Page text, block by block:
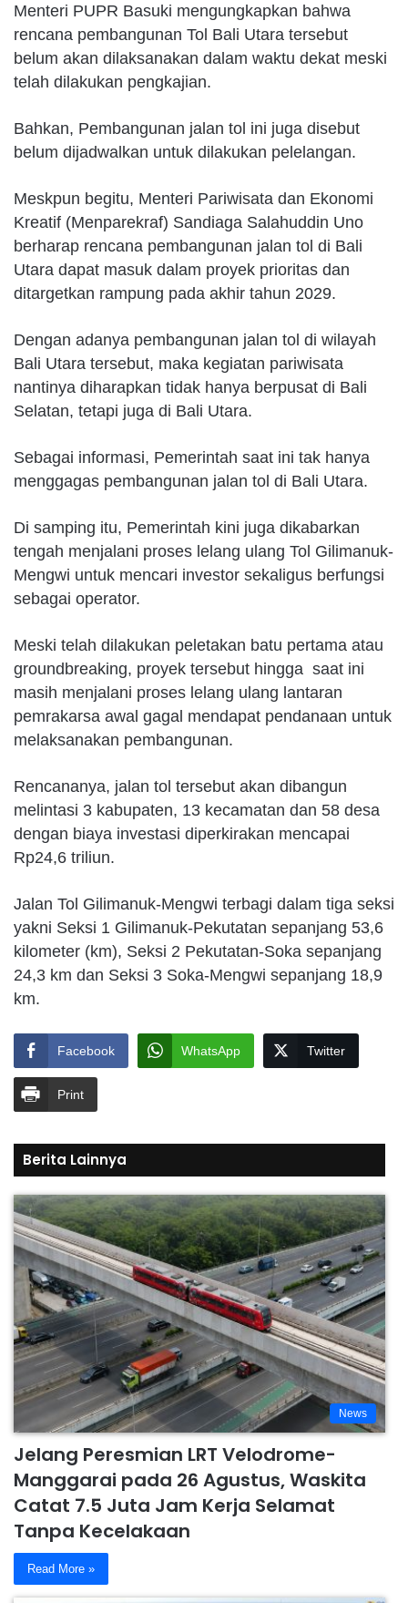
Menteri PUPR Basuki mengungkapkan bahwa
rencana pembangunan Tol Bali Utara tersebut
belum akan dilaksanakan dalam waktu dekat meski
telah dilakukan pengkajian.
Bahkan, Pembangunan jalan tol ini juga disebut
belum dijadwalkan untuk dilakukan pelelangan.
Meskpun begitu, Menteri Pariwisata dan Ekonomi
Kreatif (Menparekraf) Sandiaga Salahuddin Uno
berharap rencana pembangunan jalan tol di Bali
Utara dapat masuk dalam proyek prioritas dan
ditargetkan rampung pada akhir tahun 2029.
Dengan adanya pembangunan jalan tol di wilayah
Bali Utara tersebut, maka kegiatan pariwisata
nantinya diharapkan tidak hanya berpusat di Bali
Selatan, tetapi juga di Bali Utara.
Sebagai informasi, Pemerintah saat ini tak hanya
menggagas pembangunan jalan tol di Bali Utara.
Di samping itu, Pemerintah kini juga dikabarkan
tengah menjalani proses lelang ulang Tol Gilimanuk-
Mengwi untuk mencari investor sekaligus berfungsi
sebagai operator.
Meski telah dilakukan peletakan batu pertama atau
groundbreaking, proyek tersebut hingga saat ini
masih menjalani proses lelang ulang lantaran
pemrakarsa awal gagal mendapat pendanaan untuk
melaksanakan pembangunan.
Rencananya, jalan tol tersebut akan dibangun
melintasi 3 kabupaten, 13 kecamatan dan 58 desa
dengan biaya investasi diperkirakan mencapai
Rp24,6 triliun.
Jalan Tol Gilimanuk-Mengwi terbagi dalam tiga seksi
yakni Seksi 1 Gilimanuk-Pekutatan sepanjang 53,6
kilometer (km), Seksi 2 Pekutatan-Soka sepanjang
24,3 km dan Seksi 3 Soka-Mengwi sepanjang 18,9
km.
Facebook WhatsApp Twitter
Print
Berita Lainnya
News
Jelang Peresmian LRT Velodrome-
Manggarai pada 26 Agustus, Waskita
Catat 7.5 Juta Jam Kerja Selamat
Tanpa Kecelakaan
Read More »